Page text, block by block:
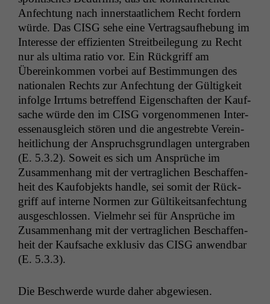
Anfech­tung nach inner­staatlichem Recht fordern
würde. Das CISG sehe eine Ver­tragsaufhe­bung im
Inter­esse der effizien­ten Stre­it­bei­le­gung zu Recht
nur als ulti­ma ratio vor. Ein Rück­griff am
Übereinkom­men vor­bei auf Bes­tim­mungen des
nationalen Rechts zur Anfech­tung der Gültigkeit
infolge Irrtums betr­e­f­fend Eigen­schaften der Kauf­
sache würde den im CISG vorgenomme­nen Inter­
esse­naus­gle­ich stören und die angestrebte Vere­in­
heitlichung der Anspruchs­grund­la­gen unter­graben
(E. 5.3.2). Soweit es sich um Ansprüche im
Zusam­men­hang mit der ver­traglichen Beschaf­fen­
heit des Kau­fob­jek­ts han­dle, sei somit der Rück­
griff auf interne Nor­men zur Gültikeit­san­fech­tung
aus­geschlossen. Vielmehr sei für Ansprüche im
Zusam­men­hang mit der ver­traglichen Beschaf­fen­
heit der Kauf­sache exk­lu­siv das CISG anwend­bar
(E. 5.3.3).
Die Beschw­erde wurde daher abgewiesen.
Diese
Cookies sind
nicht
optional, es
braucht sie,
damit die
Website
korrekt
angezeigt
werden kann.
Statistiken
Um unsere
Website zu
verbessern,
zeichnen
wir
anonyme
statistische
Daten auf.
Funktionalität